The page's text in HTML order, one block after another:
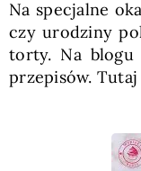
Na specjalne
czy urodziny
torty. Na blogu
przepisów.